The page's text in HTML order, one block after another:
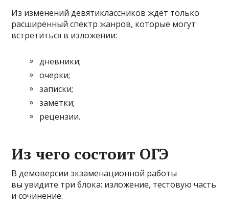
Из изменений девятиклассников ждёт только
расширенный спектр жанров, которые могут
встретиться в изложении:
дневники;
очерки;
записки;
заметки;
рецензии.
Из чего состоит ОГЭ
В демоверсии экзаменационной работы
вы увидите три блока: изложение, тестовую часть
и сочинение.